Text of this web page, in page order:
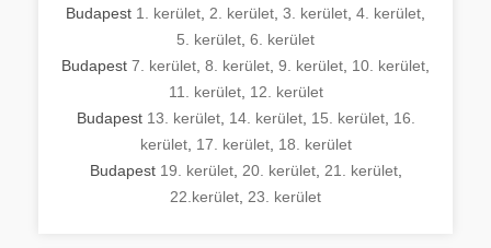
Budapest 1. kerület 2. kerület 3. kerület 4. kerület
5. kerület 6. kerület
Budapest 7. kerület 8. kerület 9. kerület 10. kerület
11. kerület, 12. kerület
Budapest 13. kerület, 14. kerület, 15. kerület, 16.
kerület, 17. kerület, 18. kerület
Budapest 19. kerület, 20. kerület, 21. kerület,
22.kerület 23. kerület